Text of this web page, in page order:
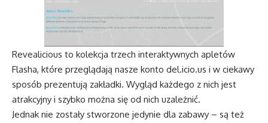
Revealicious to kolekcja trzech interaktywnych apletów
Flasha, które przeglądają nasze konto del.icio.us i w ciekawy
sposób prezentują zakładki. Wygląd każdego z nich jest
atrakcyjny i szybko można się od nich uzależnić.
Jednak nie zostały stworzone jedynie dla zabawy – są też